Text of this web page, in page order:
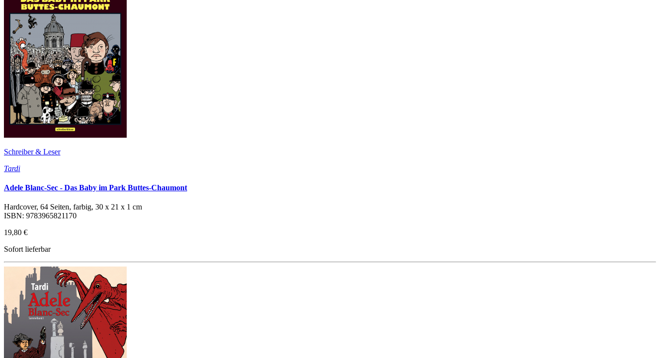
Schreiber & Leser
Tardi
Adele Blanc-Sec - Das Baby im Park Buttes-Chaumont
Hardcover, 64 Seiten, farbig, 30 x 21 x 1 cm
ISBN: 9783965821170
19,80 €
Sofort lieferbar